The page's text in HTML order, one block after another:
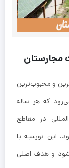
مجارستان
و محبوب‌ترین
که هر ساله
در مقاطع
این بورسیه با
و هدف اصلی